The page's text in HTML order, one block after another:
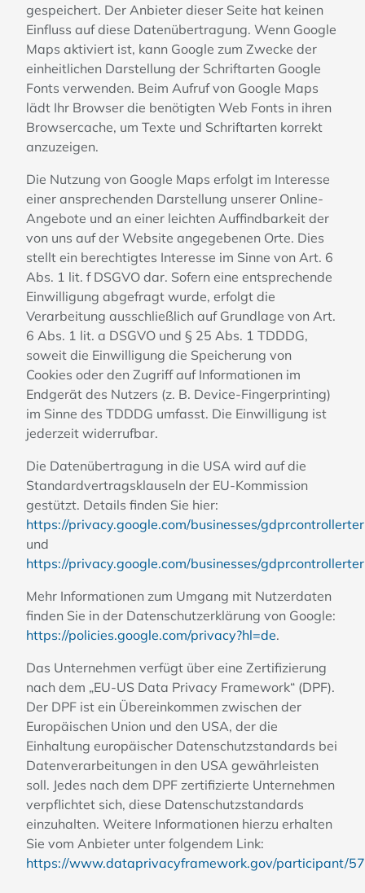
gespeichert. Der Anbieter dieser Seite hat keinen
Einfluss auf diese Datenübertragung. Wenn Google
Maps aktiviert ist, kann Google zum Zwecke der
einheitlichen Darstellung der Schriftarten Google
Fonts verwenden. Beim Aufruf von Google Maps
lädt Ihr Browser die benötigten Web Fonts in ihren
Browsercache, um Texte und Schriftarten korrekt
anzuzeigen.
Die Nutzung von Google Maps erfolgt im Interesse
einer ansprechenden Darstellung unserer Online-
Angebote und an einer leichten Auffindbarkeit der
von uns auf der Website angegebenen Orte. Dies
stellt ein berechtigtes Interesse im Sinne von Art. 6
Abs. 1 lit. f DSGVO dar. Sofern eine entsprechende
Einwilligung abgefragt wurde, erfolgt die
Verarbeitung ausschließlich auf Grundlage von Art.
6 Abs. 1 lit. a DSGVO und § 25 Abs. 1 TDDDG,
soweit die Einwilligung die Speicherung von
Cookies oder den Zugriff auf Informationen im
Endgerät des Nutzers (z. B. Device-Fingerprinting)
im Sinne des TDDDG umfasst. Die Einwilligung ist
jederzeit widerrufbar.
Die Datenübertragung in die USA wird auf die
Standardvertragsklauseln der EU-Kommission
gestützt. Details finden Sie hier:
https://privacy.google.com/businesses/
und
https://privacy.google.com/businesses/
Mehr Informationen zum Umgang mit Nutzerdaten
finden Sie in der Datenschutzerklärung von Google:
https://policies.google.com/privacy?hl=de.
Das Unternehmen verfügt über eine Zertifizierung
nach dem „EU-US Data Privacy Framework“ (DPF).
Der DPF ist ein Übereinkommen zwischen der
Europäischen Union und den USA, der die
Einhaltung europäischer Datenschutzstandards bei
Datenverarbeitungen in den USA gewährleisten
soll. Jedes nach dem DPF zertifizierte Unternehmen
verpflichtet sich, diese Datenschutzstandards
einzuhalten. Weitere Informationen hierzu erhalten
Sie vom Anbieter unter folgendem Link:
https://www.dataprivacyframework.gov/participant/